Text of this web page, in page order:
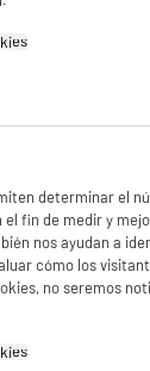
2029
Cable
determinar el
fin de medir y
nos ayudan a
cómo los
no seremos